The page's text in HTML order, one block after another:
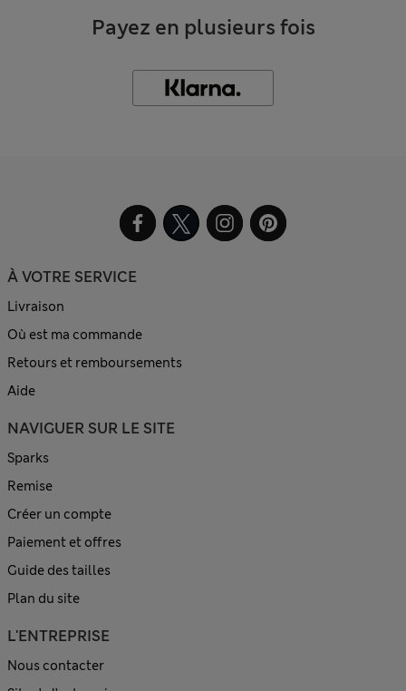
Payez en plusieurs fois
À VOTRE SERVICE
Livraison
Où est ma commande
Retours et remboursements
Aide
NAVIGUER SUR LE SITE
Sparks
Remise
Créer un compte
Paiement et offres
Guide des tailles
Plan du site
L'ENTREPRISE
Nous contacter